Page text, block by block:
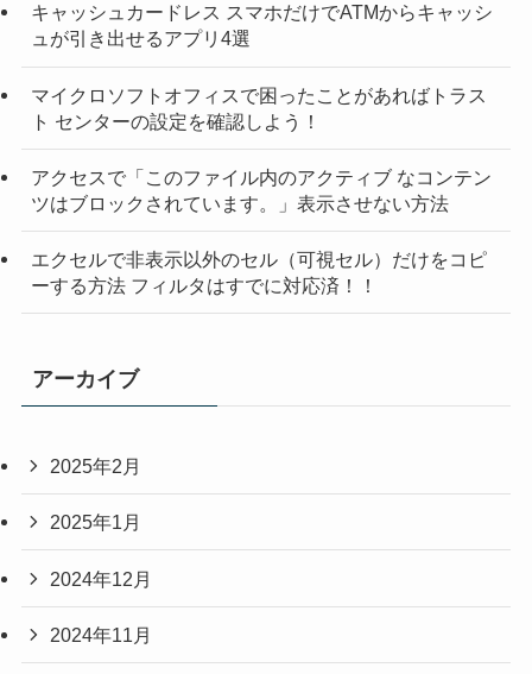
キャッシュカードレス スマホだけでATMからキャッシ
ュが引き出せるアプリ4選
マイクロソフトオフィスで困ったことがあればトラス
ト センターの設定を確認しよう！
アクセスで「このファイル内のアクティブ なコンテン
ツはブロックされています。」表示させない方法
エクセルで非表示以外のセル（可視セル）だけをコピ
ーする方法 フィルタはすでに対応済！！
アーカイブ
2025年2月
2025年1月
2024年12月
2024年11月